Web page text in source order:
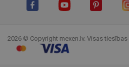
2026 © Copyright mexen.lv. Visas tiesības